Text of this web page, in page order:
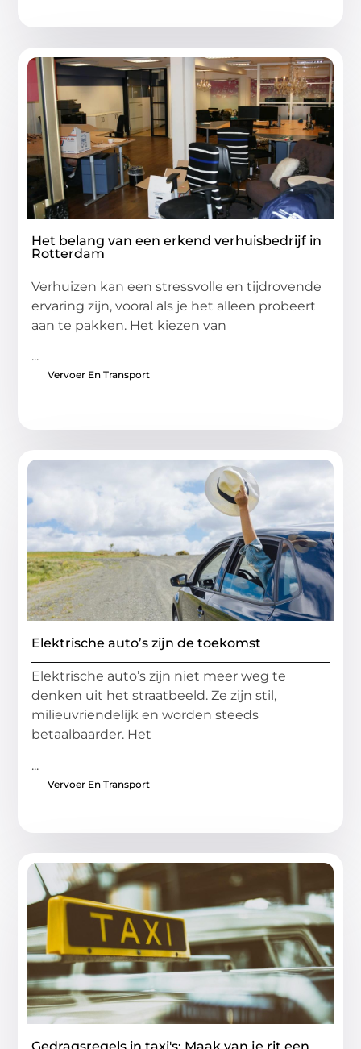
Het belang van een erkend verhuisbedrijf in
Rotterdam
Verhuizen kan een stressvolle en tijdrovende
ervaring zijn, vooral als je het alleen probeert
aan te pakken. Het kiezen van
...
Vervoer En Transport
Elektrische auto’s zijn de toekomst
Elektrische auto’s zijn niet meer weg te
denken uit het straatbeeld. Ze zijn stil,
milieuvriendelijk en worden steeds
betaalbaarder. Het
...
Vervoer En Transport